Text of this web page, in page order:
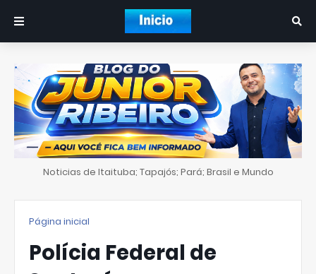
Noticias de Itaituba; Tapajós; Pará; Brasil e Mundo
Página inicial
Polícia Federal de